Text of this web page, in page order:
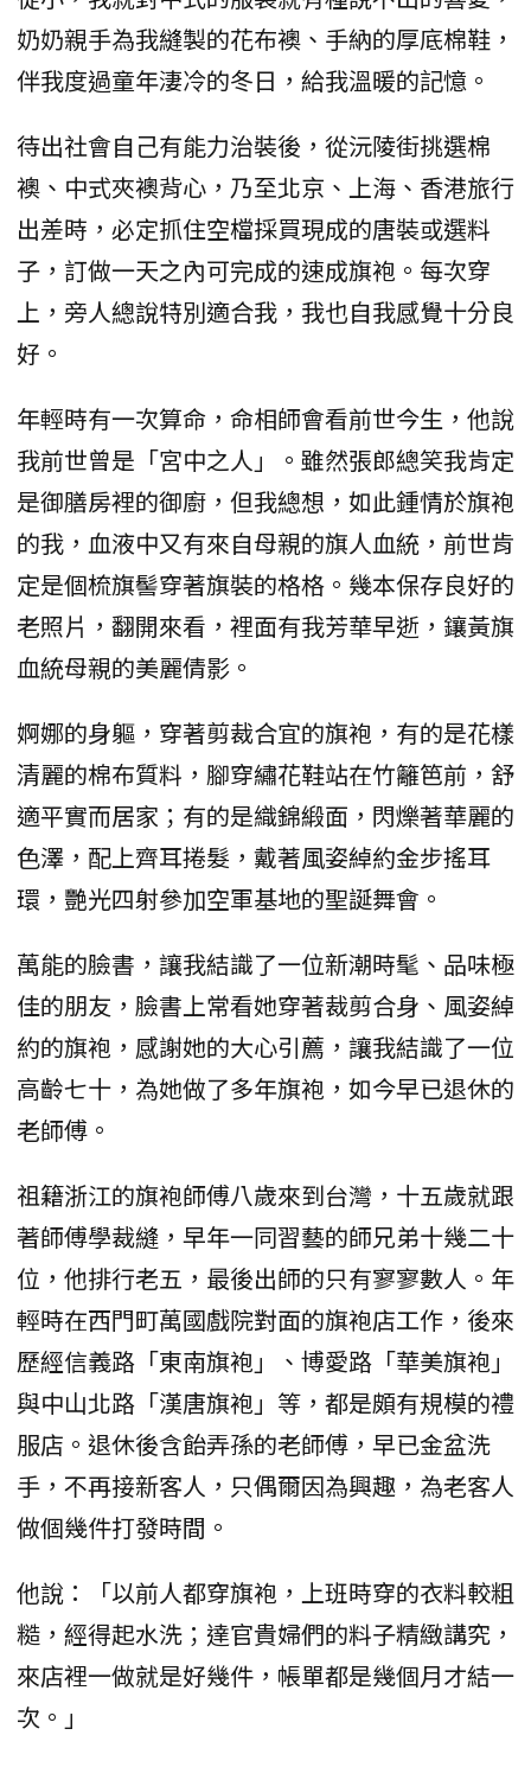
奶奶親手為我縫製的花布襖、手納的厚底棉鞋，
伴我度過童年淒冷的冬日，給我溫暖的記憶。
待出社會自己有能力治裝後，從沅陵街挑選棉
襖、中式夾襖背心，乃至北京、上海、香港旅行
出差時，必定抓住空檔採買現成的唐裝或選料
子，訂做一天之內可完成的速成旗袍。每次穿
上，旁人總說特別適合我，我也自我感覺十分良
好。
年輕時有一次算命，命相師會看前世今生，他說
我前世曾是「宮中之人」。雖然張郎總笑我肯定
是御膳房裡的御廚，但我總想，如此鍾情於旗袍
的我，血液中又有來自母親的旗人血統，前世肯
定是個梳旗髻穿著旗裝的格格。幾本保存良好的
老照片，翻開來看，裡面有我芳華早逝，鑲黃旗
血統母親的美麗倩影。
婀娜的身軀，穿著剪裁合宜的旗袍，有的是花樣
清麗的棉布質料，腳穿繡花鞋站在竹籬笆前，舒
適平實而居家；有的是織錦緞面，閃爍著華麗的
色澤，配上齊耳捲髮，戴著風姿綽約金步搖耳
環，艷光四射參加空軍基地的聖誕舞會。
萬能的臉書，讓我結識了一位新潮時髦、品味極
佳的朋友，臉書上常看她穿著裁剪合身、風姿綽
約的旗袍，感謝她的大心引薦，讓我結識了一位
高齡七十，為她做了多年旗袍，如今早已退休的
老師傅。
祖籍浙江的旗袍師傅八歲來到台灣，十五歲就跟
著師傅學裁縫，早年一同習藝的師兄弟十幾二十
位，他排行老五，最後出師的只有寥寥數人。年
輕時在西門町萬國戲院對面的旗袍店工作，後來
歷經信義路「東南旗袍」、博愛路「華美旗袍」
與中山北路「漢唐旗袍」等，都是頗有規模的禮
服店。退休後含飴弄孫的老師傅，早已金盆洗
手，不再接新客人，只偶爾因為興趣，為老客人
做個幾件打發時間。
他說：「以前人都穿旗袍，上班時穿的衣料較粗
糙，經得起水洗；達官貴婦們的料子精緻講究，
來店裡一做就是好幾件，帳單都是幾個月才結一
次。」